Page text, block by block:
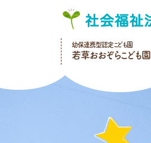
幼保連携型認定こども園
若草おおぞらこども園